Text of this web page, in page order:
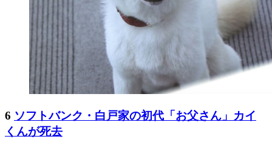
6 ソフトバンク・白戸家の初代「お父さん」カイ
くんが死去